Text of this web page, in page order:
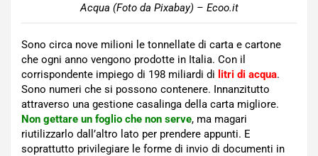
Acqua (Foto da Pixabay) – Ecoo.it
Sono circa nove milioni le tonnellate di carta e cartone
che ogni anno vengono prodotte in Italia. Con il
corrispondente impiego di 198 miliardi di litri di acqua.
Sono numeri che si possono contenere. Innanzitutto
attraverso una gestione casalinga della carta migliore.
Non gettare un foglio che non serve, ma magari
riutilizzarlo dall’altro lato per prendere appunti. E
soprattutto privilegiare le forme di invio di documenti in